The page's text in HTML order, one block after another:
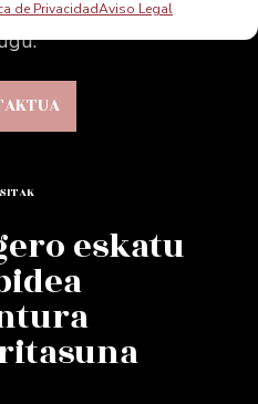
de PrivacidadAviso Legal
konpromisoa hartzen
eskatu